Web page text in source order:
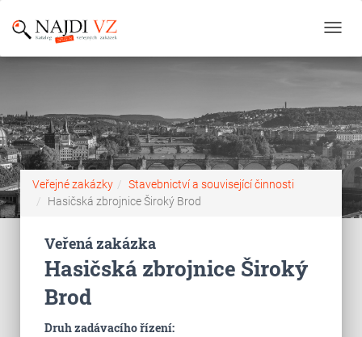
Veřejné zakázky
Stavebnictví a související činnosti
Hasičská zbrojnice Široký Brod
Veřená zakázka
Hasičská zbrojnice Široký
Brod
Druh zadávacího řízení: